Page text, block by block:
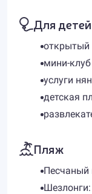
Для детей
открытый
мини-клуб
услуги
детская
Пляж
Песчаный